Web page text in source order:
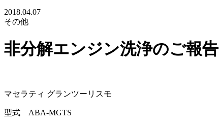
2018.04.07
その他
非分解エンジン洗浄のご報告
マセラティ グランツーリスモ
型式 ABA-MGTS